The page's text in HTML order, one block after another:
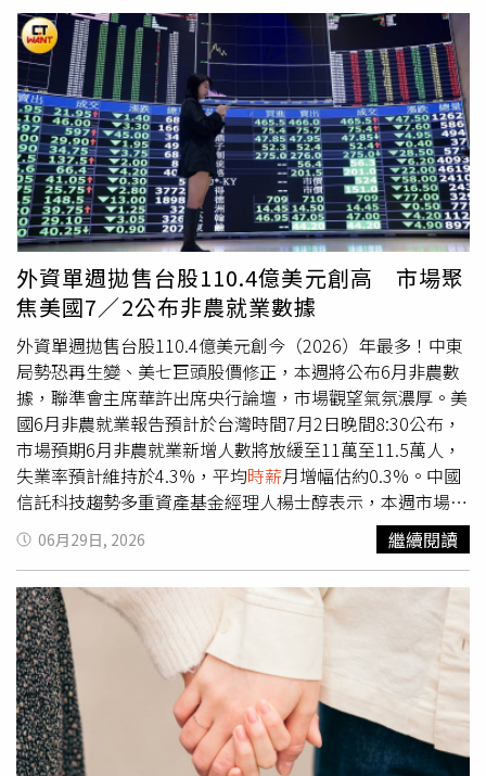
正面態度，但仍對通膨感到憂慮，而先前對勞動市場疲弱的
擔憂已有所緩解。然而，2日這份疲弱的就業報告，可能改
變市場對勞動市場的看法。聯準會主席沃什（Kevin
Warsh）1日公開表示，目前就業市場表現「穩定」，並持
續強調將通膨降回央行2%目標的重要性。過去5年來，美國
通膨一直高於這項目標，而最近一波通膨升溫，部分原因來
自美以伊戰爭以及關稅持續帶來的影響。富瑞集團有限公司
（Jefferies Group LLC）資深經濟學家西蒙斯（Thomas
Simons）在報告中表示：「對聯準會而言，這份數據沒有
問題。就業成長速度仍足以維持失業率穩定，而平均時薪表
現穩健，但並未進一步加速。因此，聯準會沒有任何理由立
即調整利率，而就業成長趨緩也顯示，今年幾乎不需要再次
升息。」市場普遍預期，聯準會將在整個夏季維持利率不
變。就業數據公布後，交易員已排除9月升息的可能性，但
根據芝商所（CME Group）的FedWatch工具顯示，市場期
貨仍反映10月仍有升息的可能。不過，沃什一直避免提供任
何形式的「前瞻指引」（forward guidance）來暗示未來利
率走向，並在就任以來多次強調，他並未預先承諾任何特定
的貨幣政策路徑。此外，2日公布的另1項就業數據顯示，截
至6月27日當週，經季節性因素調整後，美國首次申請失業
救濟金人數降至21.5萬人，較前1週減少1千人，也優於市場
預估的22萬人。
元，但在小文被資遣後，診所又以「訓練期間考核不通過」
為由，改成以時薪185元計算出勤時數，僅願支付簽約金2
萬2716 元，小文聞言強烈抗議，拒絕簽署簽約金收據，診
所竟兩手一攤、乾脆一分不付，雙方因而對簿公堂。在法庭
上，主所主張「無正式護理人員工作經驗」，雙方約定須完
成職前訓練課程且成績通過審查標準後才簽署勞動契約，且
小文在訓練期間學習態度消極，具上述理由，診所應得解雇
該護理師。法院則認為，雙方的「職前訓練同意書」足以成
立勞動契約關係，且小文實際有從事專業護理工作，但小文
所提雙方有約定月薪4萬2,000 元的部分無證據，最後判決
診所共需給予小文薪資2萬8675元、資遣費1,178 元及健保
費給付差額204元，共3萬57元，診所不服提上訴但被法院
駁回。大直佳恩診所在在114年至115年6月3度違法，遭台
北市勞工局開罰。（圖／本刊影音組）根據勞動部違反勞動
法令事業單位（雇主）查詢系統資料可發現，大直佳恩診所
在114年至115年6月，因未依法給付休息日工作之工資、工
資未依法給付給勞工、勞工與雇主雙方議定之工資低於最低
工資共三項原因，被台北市政府勞動局開罰共8萬元，可見
診所出現勞資爭議並非個案，行徑猶如慣老闆。小美向本刊
提供與診所的對話紀錄，指出診所常質疑她的護理能力。
（圖／本刊影音組）而小美一審勝訴，法官認為大直佳恩該
賠償薪水，診所卻提出上訴，法律訴訟如今仍在進行中，小
美6月23日為此案再度出庭，並表示診所的誇張行徑讓她對
護理師的就業環境感到失望，現已決定放棄護理理想另找工
作，只盼醫界能善待護理師，別讓更多人跟她一樣心碎離
開。記者致電診所，診所接電人員表示診所對此事不予回
應。
外資單週拋售台股110.4億美元創高 市場聚
焦美國7／2公布非農就業數據
外資單週拋售台股110.4億美元創今（2026）年最多！中東
局勢恐再生變、美七巨頭股價修正，本週將公布6月非農數
據，聯準會主席華許出席央行論壇，市場觀望氣氛濃厚。美
國6月非農就業報告預計於台灣時間7月2日晚間8:30公布，
市場預期6月非農就業新增人數將放緩至11萬至11.5萬人，
失業率預計維持於4.3%，平均時薪月增幅估約0.3%。中國
信託科技趨勢多重資產基金經理人楊士醇表示，本週市場聚
焦美國將公布的6月非農就業數據，美國S&P500企業今年第
一季財報顯示約有84%獲利優於預期，EPS年增率接近高達
28%，高於預期的14%。進一步觀察第二季的獲利前景，企
業普遍保持高度樂觀的看法，預期獲利年增21%，顯示企業
基本面具有韌性，以產業來看資訊科技及通訊仍為表現最強
勁，獲利動能依舊來自AI的成長主軸。就業市場自去年下半
年以來維持橫盤走勢，失業率維持4.3%，勞動市場趨穩，
而通膨仍集中在油價相關項目，但並未惡化至全面擴散的程
度，展望今年全年美股企業獲利基本面佳，股市維持中性偏
多看待，惟須注意漲多的個股面臨評價回調的風險。
06月29日, 2026 繼續閱讀